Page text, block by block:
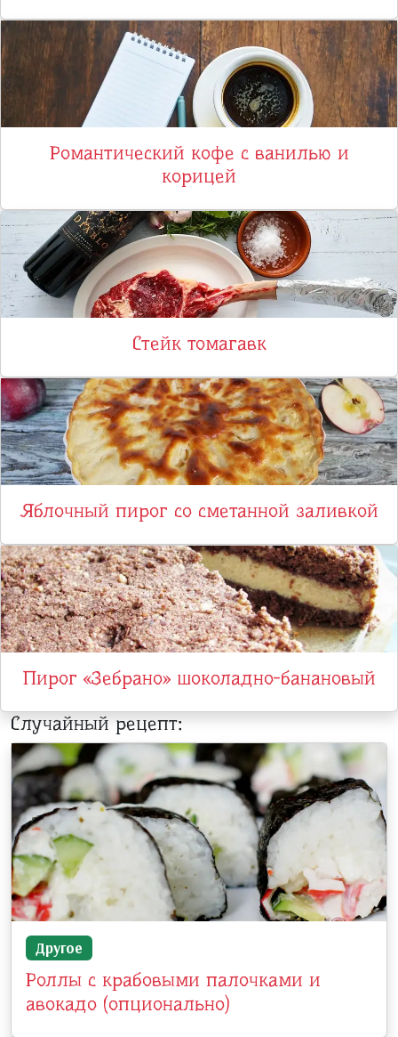
Романтический кофе с ванилью и
корицей
Стейк томагавк
Яблочный пирог со сметанной заливкой
Пирог «Зебрано» шоколадно-банановый
Случайный рецепт:
Другое
Роллы с крабовыми палочками и
авокадо (опционально)